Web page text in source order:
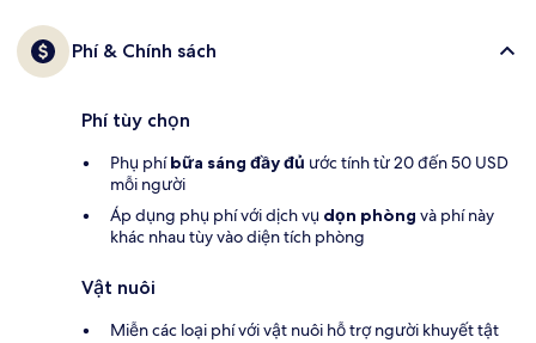
Phí & Chính sách
Phí tùy chọn
Phụ phíbữa sáng đầy đủ ước tính từ 20 đến 50 USD
mỗi người
Áp dụng phụ phí với dịch vụ dọn phòng và phí này
khác nhau tùy vào diện tích phòng
Vật nuôi
Miễn các loại phí với vật nuôi hỗ trợ người khuyết tật